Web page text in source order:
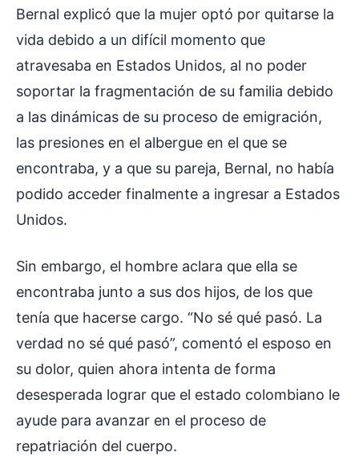
Bernal explicó que la mujer optó por quitarse la
vida debido a un difícil momento que
atravesaba en Estados Unidos, al no poder
soportar la fragmentación de su familia debido
a las dinámicas de su proceso de emigración,
las presiones en el albergue en el que se
encontraba, y a que su pareja, Bernal, no había
podido acceder finalmente a ingresar a Estados
Unidos.
Sin embargo, el hombre aclara que ella se
encontraba junto a sus dos hijos, de los que
tenía que hacerse cargo. “No sé qué pasó. La
verdad no sé qué pasó”, comentó el esposo en
su dolor, quien ahora intenta de forma
desesperada lograr que el estado colombiano le
ayude para avanzar en el proceso de
repatriación del cuerpo.